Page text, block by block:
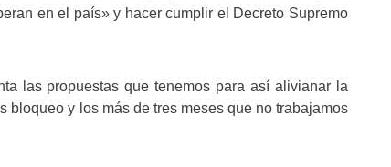
en el país» y hacer cumplir el Decreto Supremo
las propuestas que tenemos para así alivianar la
bloqueo y los más de tres meses que no trabajamos